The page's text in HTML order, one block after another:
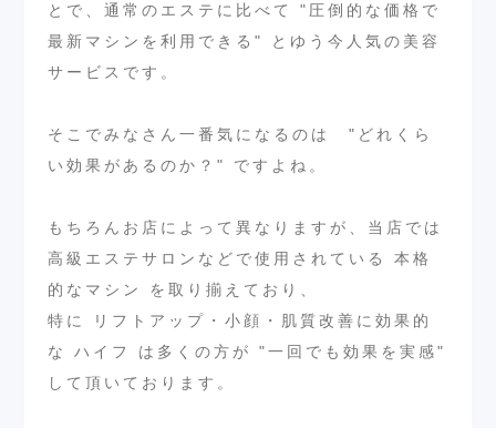
とで、通常のエステに比べて "圧倒的な価格で
最新マシンを利用できる" とゆう今人気の美容
サービスです。
そこでみなさん一番気になるのは "どれくら
い効果があるのか？" ですよね。
もちろんお店によって異なりますが、当店では
高級エステサロンなどで使用されている 本格
的なマシン を取り揃えており、
特に リフトアップ・小顔・肌質改善に効果的
な ハイフ は多くの方が "一回でも効果を実感"
して頂いております。